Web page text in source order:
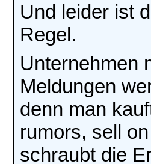
Und leider ist
Regel.
Unternehmen
Meldungen
denn man
rumors, sell
schraubt die